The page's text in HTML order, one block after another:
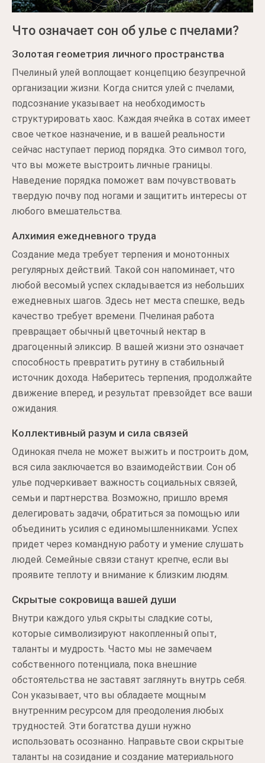
Что означает сон об улье с пчелами?
Золотая геометрия личного пространства
Пчелиный улей воплощает концепцию безупречной
организации жизни. Когда снится улей с пчелами,
подсознание указывает на необходимость
структурировать хаос. Каждая ячейка в сотах имеет
свое четкое назначение, и в вашей реальности
сейчас наступает период порядка. Это символ того,
что вы можете выстроить личные границы.
Наведение порядка поможет вам почувствовать
твердую почву под ногами и защитить интересы от
любого вмешательства.
Алхимия ежедневного труда
Создание меда требует терпения и монотонных
регулярных действий. Такой сон напоминает, что
любой весомый успех складывается из небольших
ежедневных шагов. Здесь нет места спешке, ведь
качество требует времени. Пчелиная работа
превращает обычный цветочный нектар в
драгоценный эликсир. В вашей жизни это означает
способность превратить рутину в стабильный
источник дохода. Наберитесь терпения, продолжайте
движение вперед, и результат превзойдет все ваши
ожидания.
Коллективный разум и сила связей
Одинокая пчела не может выжить и построить дом,
вся сила заключается во взаимодействии. Сон об
улье подчеркивает важность социальных связей,
семьи и партнерства. Возможно, пришло время
делегировать задачи, обратиться за помощью или
объединить усилия с единомышленниками. Успех
придет через командную работу и умение слушать
людей. Семейные связи станут крепче, если вы
проявите теплоту и внимание к близким людям.
Скрытые сокровища вашей души
Внутри каждого улья скрыты сладкие соты,
которые символизируют накопленный опыт,
таланты и мудрость. Часто мы не замечаем
собственного потенциала, пока внешние
обстоятельства не заставят заглянуть внутрь себя.
Сон указывает, что вы обладаете мощным
внутренним ресурсом для преодоления любых
трудностей. Эти богатства души нужно
использовать осознанно. Направьте свои скрытые
таланты на созидание и создание материального